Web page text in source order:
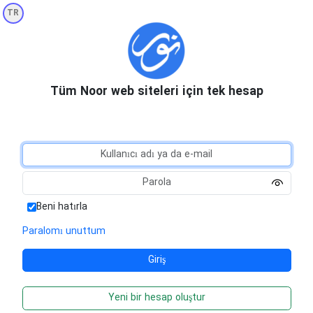
TR
Tüm Noor web siteleri için tek hesap
Beni hatırla
Paralomı unuttum
Yeni bir hesap oluştur